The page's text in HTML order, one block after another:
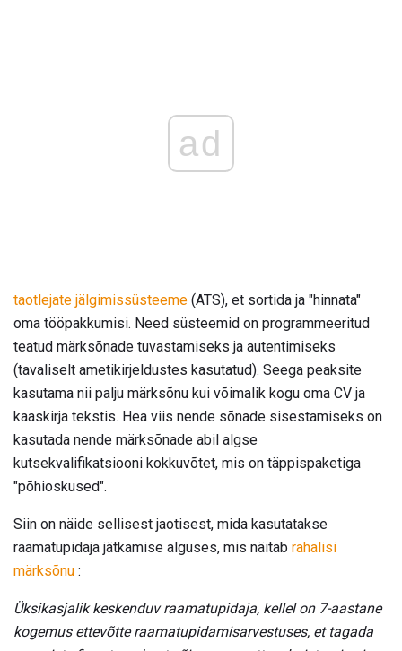
ad
taotlejate jälgimissüsteeme (ATS), et sortida ja "hinnata"
oma tööpakkumisi. Need süsteemid on programmeeritud
teatud märksõnade tuvastamiseks ja autentimiseks
(tavaliselt ametikirjeldustes kasutatud). Seega peaksite
kasutama nii palju märksõnu kui võimalik kogu oma CV ja
kaaskirja tekstis. Hea viis nende sõnade sisestamiseks on
kasutada nende märksõnade abil algse
kutsekvalifikatsiooni kokkuvõtet, mis on täppispaketiga
"põhioskused".
Siin on näide sellisest jaotisest, mida kasutatakse
raamatupidaja jätkamise alguses, mis näitab rahalisi
märksõnu :
Üksikasjalik keskenduv raamatupidaja, kellel on 7-aastane
kogemus ettevõtte raamatupidamisarvestuses, et tagada